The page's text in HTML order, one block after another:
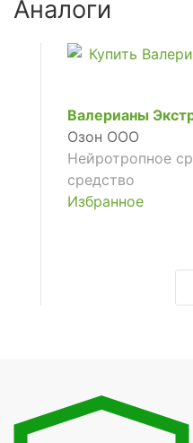
Аналоги
Валерианы
Озон ООО
Нейротропное
средство
Избранное